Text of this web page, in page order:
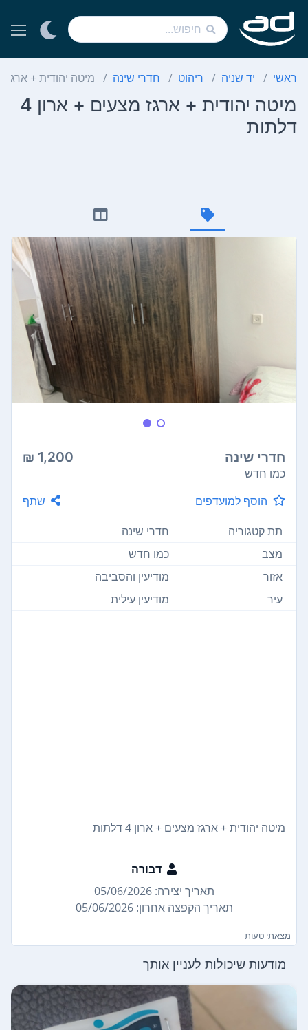
ראשי יד שניה ריהוט חדרי שינה מיטה יהודית + ארגז
מיטה יהודית + ארגז מצעים + ארון 4
דלתות
חדרי שינה 1,200 ₪
כמו חדש
הוסף למועדפים
שתף
תת קטגוריה
חדרי שינה
מצב
כמו חדש
אזור
מודיעין והסביבה
עיר
מודיעין עילית
מיטה יהודית + ארגז מצעים + ארון 4 דלתות
דבורה
תאריך יצירה: 05/06/2026
תאריך הקפצה אחרון: 05/06/2026
מצאתי טעות
מודעות שיכולות לעניין אותך